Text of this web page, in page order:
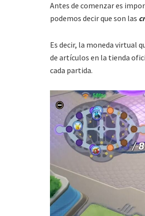
Antes de comenzar es
podemos decir que son las
Es decir, la moneda virtual
de artículos en la tienda
cada partida.